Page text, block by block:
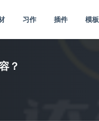
习作 插件 模板
？